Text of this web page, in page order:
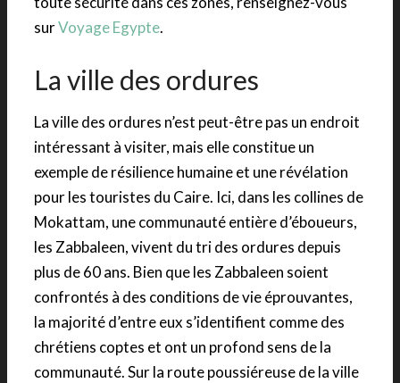
surVoyage Egypte.
La ville des ordures
La ville des ordures n’est peut-être pas un endroit
intéressant à visiter, mais elle constitue un
exemple de résilience humaine et une révélation
pour les touristes du Caire. Ici, dans les collines de
Mokattam, une communauté entière d’éboueurs,
les Zabbaleen, vivent du tri des ordures depuis
plus de 60 ans. Bien que les Zabbaleen soient
confrontés à des conditions de vie éprouvantes,
la majorité d’entre eux s’identifient comme des
chrétiens coptes et ont un profond sens de la
communauté. Sur la route poussiéreuse de la ville